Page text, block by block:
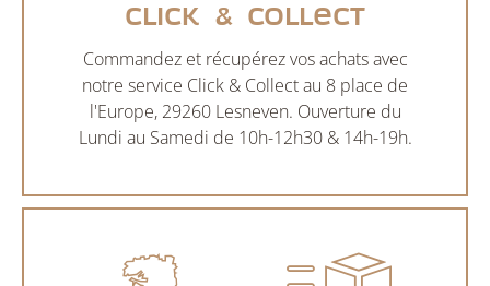
Click & Collect
Commandez et récupérez vos achats avec
notre service Click & Collect au 8 place de
l'Europe, 29260 Lesneven. Ouverture du
Lundi au Samedi de 10h-12h30 & 14h-19h.